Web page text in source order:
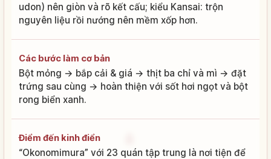
udon) nên giòn và rõ kết cấu; kiểu Kansai: trộn
nguyên liệu rồi nướng nên mềm xốp hơn.
Các bước làm cơ bản
Bột mỏng → bắp cải & giá → thịt ba chỉ và mì → đặt
trứng sau cùng → hoàn thiện với sốt hơi ngọt và bột
rong biển xanh.
Điểm đến kinh điển
“Okonomimura” với 23 quán tập trung là nơi tiện để